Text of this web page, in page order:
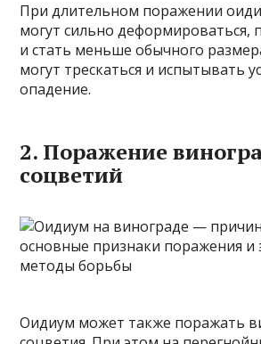
При длительном поражении
могут сильно деформироваться,
и стать меньше обычного
могут трескаться и испытывать
опадение.
2. Поражение
соцветий
Оидиум может также поражать